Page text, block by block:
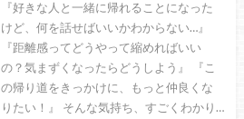
『好きな人と一緒に帰れることになった
けど、何を話せばいいかわからない…』
『距離感ってどうやって縮めればいい
の？気まずくなったらどうしよう』 『こ
の帰り道をきっかけに、もっと仲良くな
りたい！』 そんな気持ち、すごくわかり…